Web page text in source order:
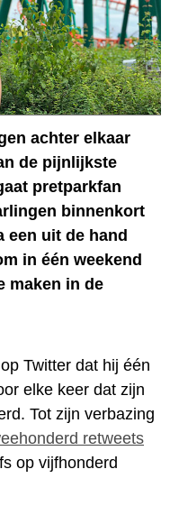
achter elkaar
de pijnlijkste
pretparkfan
binnenkort
een uit de hand
in één weekend
maken in de
Twitter dat hij één
elke keer dat zijn
Tot zijn verbazing
retweets
op vijfhonderd